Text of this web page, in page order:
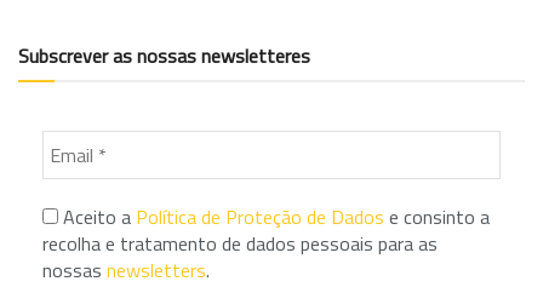
Subscrever as nossas newsletteres
Aceito a Política de Proteção de Dados e consinto a
recolha e tratamento de dados pessoais para as
nossas newsletters.